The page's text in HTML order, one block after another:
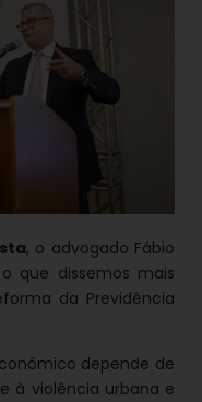
, o advogado Fábio
que dissemos mais
da Previdência
depende de
à violência urbana e